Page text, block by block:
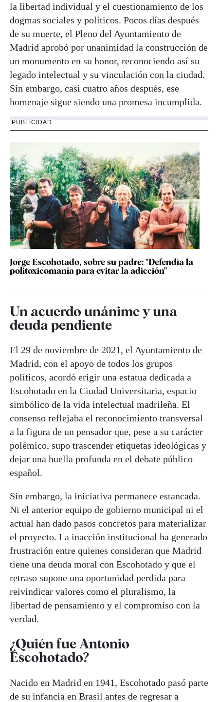
la libertad individual y el cuestionamiento de los
dogmas sociales y políticos. Pocos días después
de su muerte, el Pleno del Ayuntamiento de
Madrid aprobó por unanimidad la construcción de
un monumento en su honor, reconociendo así su
legado intelectual y su vinculación con la ciudad.
Sin embargo, casi cuatro años después, ese
homenaje sigue siendo una promesa incumplida.
PUBLICIDAD
Jorge Escohotado, sobre su padre: "Defendía la
politoxicomanía para evitar la adicción"
Un acuerdo unánime y una
deuda pendiente
El 29 de noviembre de 2021, el Ayuntamiento de
Madrid, con el apoyo de todos los grupos
políticos, acordó erigir una estatua dedicada a
Escohotado en la Ciudad Universitaria, espacio
simbólico de la vida intelectual madrileña. El
consenso reflejaba el reconocimiento transversal
a la figura de un pensador que, pese a su carácter
polémico, supo trascender etiquetas ideológicas y
dejar una huella profunda en el debate público
español.
Sin embargo, la iniciativa permanece estancada.
Ni el anterior equipo de gobierno municipal ni el
actual han dado pasos concretos para materializar
el proyecto. La inacción institucional ha generado
frustración entre quienes consideran que Madrid
tiene una deuda moral con Escohotado y que el
retraso supone una oportunidad perdida para
reivindicar valores como el pluralismo, la
libertad de pensamiento y el compromiso con la
verdad.
¿Quién fue Antonio
Escohotado?
Nacido en Madrid en 1941, Escohotado pasó parte
de su infancia en Brasil antes de regresar a